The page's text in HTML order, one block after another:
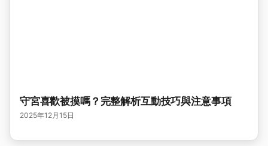
守宮喜歡被摸嗎？完整解析互動技巧與注意事項
2025年12月15日